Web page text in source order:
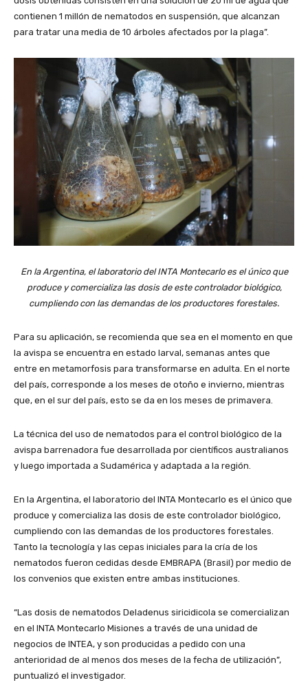
contienen 1 millón de nematodos en suspensión, que alcanzan
para tratar una media de 10 árboles afectados por la plaga”.
En la Argentina, el laboratorio del INTA Montecarlo es el único que
produce y comercializa las dosis de este controlador biológico,
cumpliendo con las demandas de los productores forestales.
Para su aplicación, se recomienda que sea en el momento en que
la avispa se encuentra en estado larval, semanas antes que
entre en metamorfosis para transformarse en adulta. En el norte
del país, corresponde a los meses de otoño e invierno, mientras
que, en el sur del país, esto se da en los meses de primavera.
La técnica del uso de nematodos para el control biológico de la
avispa barrenadora fue desarrollada por científicos australianos
y luego importada a Sudamérica y adaptada a la región.
En la Argentina, el laboratorio del INTA Montecarlo es el único que
produce y comercializa las dosis de este controlador biológico,
cumpliendo con las demandas de los productores forestales.
Tanto la tecnología y las cepas iniciales para la cría de los
nematodos fueron cedidas desde EMBRAPA (Brasil) por medio de
los convenios que existen entre ambas instituciones.
“Las dosis de nematodos Deladenus siricidicola se comercializan
en el INTA Montecarlo Misiones a través de una unidad de
negocios de INTEA, y son producidas a pedido con una
anterioridad de al menos dos meses de la fecha de utilización”,
puntualizó el investigador.